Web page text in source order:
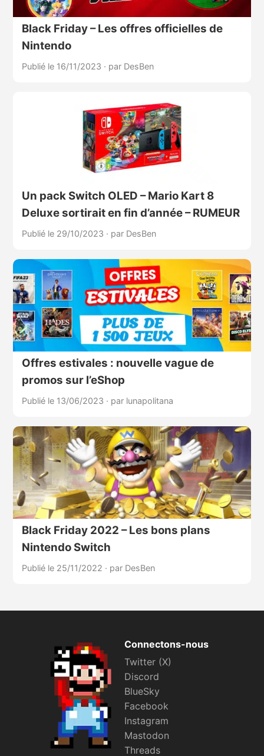
Black Friday – Les offres officielles de
Nintendo
Publié le 16/11/2023 · par DesBen
Un pack Switch OLED – Mario Kart 8
Deluxe sortirait en fin d’année – RUMEUR
Publié le 29/10/2023 · par DesBen
Offres estivales : nouvelle vague de
promos sur l’eShop
Publié le 13/06/2023 · par lunapolitana
Black Friday 2022 – Les bons plans
Nintendo Switch
Publié le 25/11/2022 · par DesBen
Connectons-nous
Twitter (X)
Discord
BlueSky
Facebook
Instagram
Mastodon
Threads